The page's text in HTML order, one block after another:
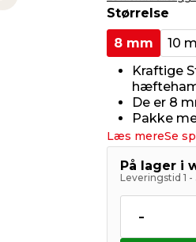
Next slide
Størrelse
8 mm
10
Kraftige
De er 8
Pakke
Læs mereSe
På lager i
Leveringstid 1
-